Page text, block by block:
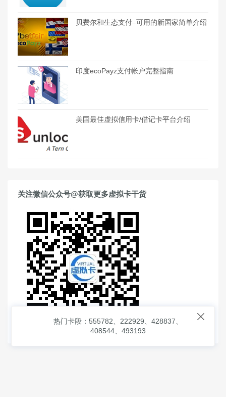
贝费尔和生态支付–可用的新国家简单介绍
印度ecoPayz支付帐户完整指南
美国最佳虚拟信用卡/借记卡平台介绍
关注微信公众号@获取更多虚拟卡干货

热门卡段：555782、222929、428837、
408544、493193